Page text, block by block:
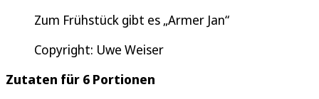
Zum Frühstück gibt es „Armer Jan“
Copyright: Uwe Weiser
Zutaten für 6 Portionen